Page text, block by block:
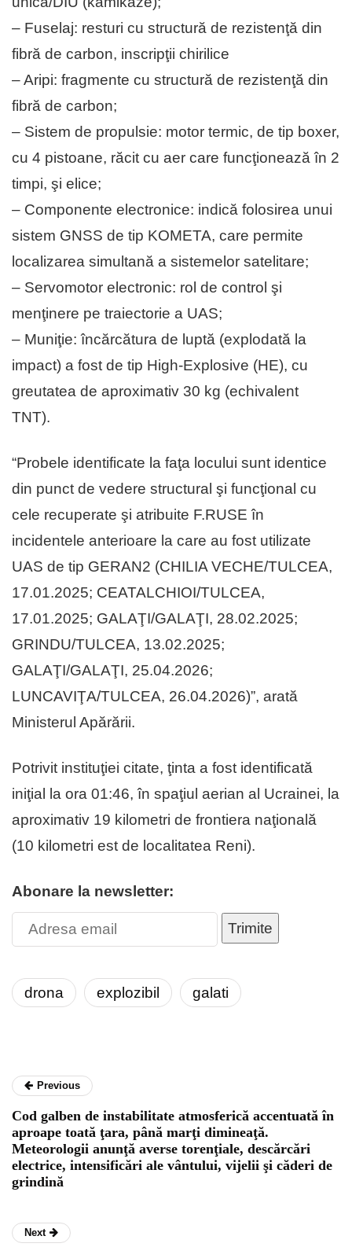
– Fuselaj: resturi cu structură de rezistenţă din
fibră de carbon, inscripţii chirilice
– Aripi: fragmente cu structură de rezistenţă din
fibră de carbon;
– Sistem de propulsie: motor termic, de tip boxer,
cu 4 pistoane, răcit cu aer care funcţionează în 2
timpi, şi elice;
– Componente electronice: indică folosirea unui
sistem GNSS de tip KOMETA, care permite
localizarea simultană a sistemelor satelitare;
– Servomotor electronic: rol de control şi
menţinere pe traiectorie a UAS;
– Muniţie: încărcătura de luptă (explodată la
impact) a fost de tip High-Explosive (HE), cu
greutatea de aproximativ 30 kg (echivalent
TNT).
“⁠Probele identificate la faţa locului sunt identice
din punct de vedere structural şi funcţional cu
cele recuperate şi atribuite F.RUSE în
incidentele anterioare la care au fost utilizate
UAS de tip GERAN2 (CHILIA VECHE/TULCEA,
17.01.2025; CEATALCHIOI/TULCEA,
17.01.2025; GALAŢI/GALAŢI, 28.02.2025;
GRINDU/TULCEA, 13.02.2025;
GALAŢI/GALAŢI, 25.04.2026;
LUNCAVIŢA/TULCEA, 26.04.2026)”, arată
Ministerul Apărării.
Potrivit instituţiei citate, ţinta a fost identificată
iniţial la ora 01:46, în spaţiul aerian al Ucrainei, la
aproximativ 19 kilometri de frontiera naţională
(10 kilometri est de localitatea Reni).
Abonare la newsletter:
Trimite
drona explozibil galati
Previous
Cod galben de instabilitate atmosferică accentuată în
aproape toată ţara, până marţi dimineaţă.
Meteorologii anunţă averse torenţiale, descărcări
electrice, intensificări ale vântului, vijelii şi căderi de
grindină
Next